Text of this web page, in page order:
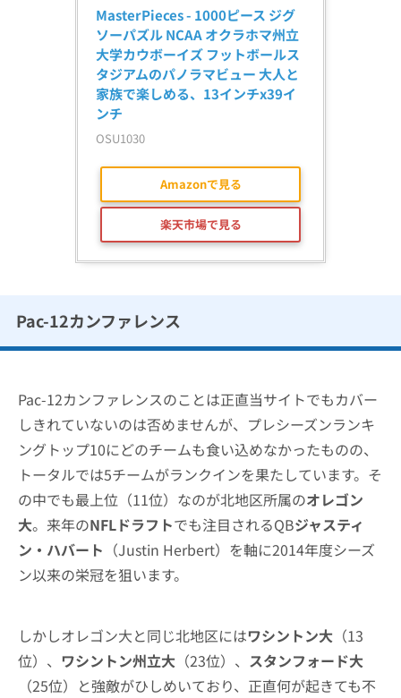
MasterPieces - 1000ピース ジグ
ソーパズル NCAA オクラホマ州立
大学カウボーイズ フットボールス
タジアムのパノラマビュー 大人と
家族で楽しめる、13インチx39イ
ンチ
OSU1030
Amazonで見る
楽天市場で見る
Pac-12カンファレンス
Pac-12カンファレンスのことは正直当サイトでもカバー
しきれていないのは否めませんが、プレシーズンランキ
ングトップ10にどのチームも食い込めなかったものの、
トータルでは5チームがランクインを果たしています。そ
の中でも最上位（11位）なのが北地区所属のオレゴン
大。来年のNFLドラフトでも注目されるQBジャスティ
ン・ハバート （Justin Herbert）を軸に2014年度シーズ
ン以来の栄冠を狙います。
しかしオレゴン大と同じ北地区にはワシントン大 （13
位）、 ワシントン州立大 （23位）、 スタンフォード大
（25位）と強敵がひしめいており、正直何が起きても不